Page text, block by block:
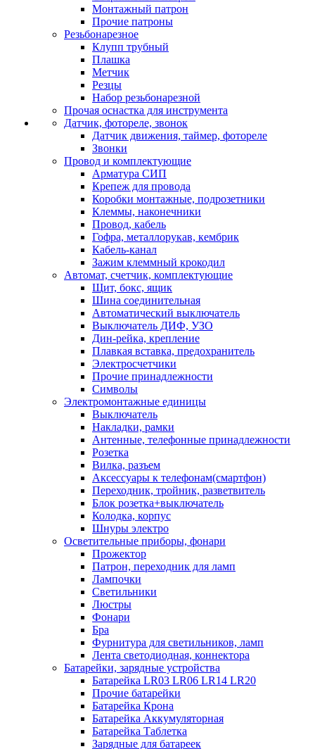
Монтажный патрон
Прочие патроны
Резьбонарезное
Клупп трубный
Плашка
Метчик
Резцы
Набор резьбонарезной
Прочая оснастка для инструмента
Датчик, фотореле, звонок
Датчик движения, таймер, фотореле
Звонки
Провод и комплектующие
Арматура СИП
Крепеж для провода
Коробки монтажные, подрозетники
Клеммы, наконечники
Провод, кабель
Гофра, металлорукав, кембрик
Кабель-канал
Зажим клеммный крокодил
Автомат, счетчик, комплектующие
Щит, бокс, ящик
Шина соединительная
Автоматический выключатель
Выключатель ДИФ, УЗО
Дин-рейка, крепление
Плавкая вставка, предохранитель
Электросчетчики
Прочие принадлежности
Символы
Электромонтажные единицы
Выключатель
Накладки, рамки
Антенные, телефонные принадлежности
Розетка
Вилка, разъем
Аксессуары к телефонам(смартфон)
Переходник, тройник, разветвитель
Блок розетка+выключатель
Колодка, корпус
Шнуры электро
Осветительные приборы, фонари
Прожектор
Патрон, переходник для ламп
Лампочки
Светильники
Люстры
Фонари
Бра
Фурнитура для светильников, ламп
Лента светодиодная, коннектора
Батарейки, зарядные устройства
Батарейка LR03 LR06 LR14 LR20
Прочие батарейки
Батарейка Крона
Батарейка Аккумуляторная
Батарейка Таблетка
Зарядные для батареек